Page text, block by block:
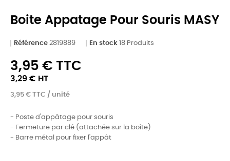
Boite Appatage Pour Souris MASY
Référence 2819889 En stock 18 Produits
3,95 € TTC
3,29 € HT
3,95 € TTC / unité
- Poste d'appâtage pour souris
- Fermeture par clé (attachée sur la boîte)
- Barre métal pour fixer l'appât